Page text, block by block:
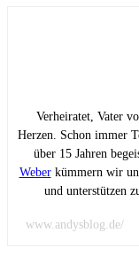
Verheiratet, Vater
Herzen. Schon immer
über 15 Jahren
Weberkümmern wir
und unterstützen
www.andysblog.de/